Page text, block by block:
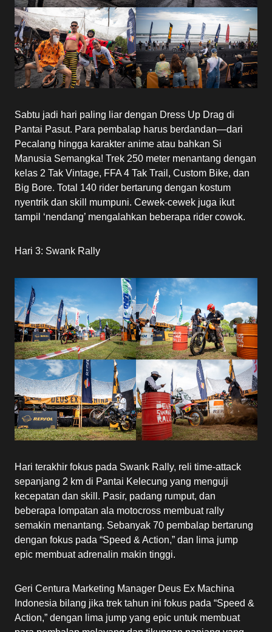
Sabtu jadi hari paling liar dengan Dress Up Drag di
Pantai Pasut. Para pembalap harus berdandan—dari
Pecalang hingga karakter anime atau bahkan Si
Manusia Semangka! Trek 250 meter menantang dengan
kelas 2 Tak Vintage, FFA 4 Tak Trail, Custom Bike, dan
Big Bore. Total 140 rider bertarung dengan kostum
nyentrik dan skill mumpuni. Cewek-cewek juga ikut
tampil ‘nendang’ mengalahkan beberapa rider cowok.
Hari 3: Swank Rally
Hari terakhir fokus pada Swank Rally, reli time-attack
sepanjang 2 km di Pantai Kelecung yang menguji
kecepatan dan skill. Pasir, padang rumput, dan
beberapa lompatan ala motocross membuat rally
semakin menantang. Sebanyak 70 pembalap bertarung
dengan fokus pada “Speed & Action,” dan lima jump
epic membuat adrenalin makin tinggi.
Geri Centura Marketing Manager Deus Ex Machina
Indonesia bilang jika trek tahun ini fokus pada “Speed &
Action,” dengan lima jump yang epic untuk membuat